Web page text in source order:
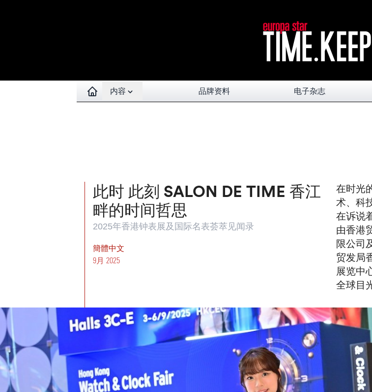
Open contents menu
内容 品牌资料 电子杂志
此时 此刻 SALON DE TIME 香江
畔的时间哲思
2025年香港钟表展及国际名表荟萃见闻录
簡體中文
9月 2025
在时光
术、科
在诉说
由香港
限公司
贸发局
展览中
全球目